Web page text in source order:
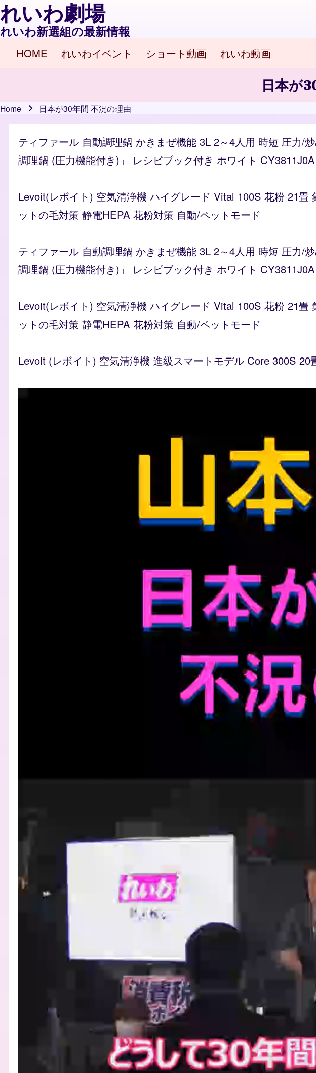
れいわ劇場
れいわ新選組の最新情報
Main navigation
HOME れいわイベント ショート動画 れいわ動画
日本が
Breadcrumb
Home 日本が30年間 不況の理由
ティファール 自動調理鍋 かきまぜ機能 3L 2～4人用 時短 圧力/
調理鍋 (圧力機能付き)」 レシピブック付き ホワイト CY3811J0A
Levoit(レボイト) 空気清浄機 ハイグレード Vital 100S 花粉 21
ットの毛対策 静電HEPA 花粉対策 自動/ペットモード
ティファール 自動調理鍋 かきまぜ機能 3L 2～4人用 時短 圧力/
調理鍋 (圧力機能付き)」 レシピブック付き ホワイト CY3811J0A
Levoit(レボイト) 空気清浄機 ハイグレード Vital 100S 花粉 21
ットの毛対策 静電HEPA 花粉対策 自動/ペットモード
Levoit (レボイト) 空気清浄機 進級スマートモデル Core 300S